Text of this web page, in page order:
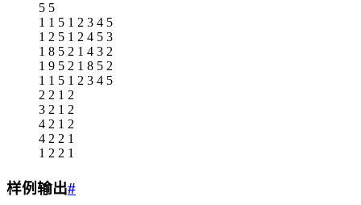
5 5
1 1 5 1 2 3 4 5
1 2 5 1 2 4 5 3
1 8 5 2 1 4 3 2
1 9 5 2 1 8 5 2
1 1 5 1 2 3 4 5
2 2 1 2
3 2 1 2
4 2 1 2
4 2 2 1
1 2 2 1
样例输出#